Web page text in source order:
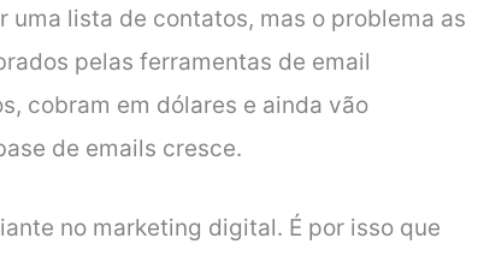
lista de contatos, mas o problema as
pelas ferramentas de email
cobram em dólares e ainda vão
de emails cresce.
no marketing digital. É por isso que